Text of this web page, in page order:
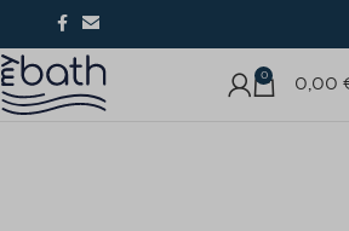
0 0,00